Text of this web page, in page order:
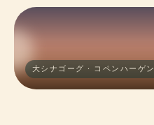
大シナゴーグ · コペンハーゲン